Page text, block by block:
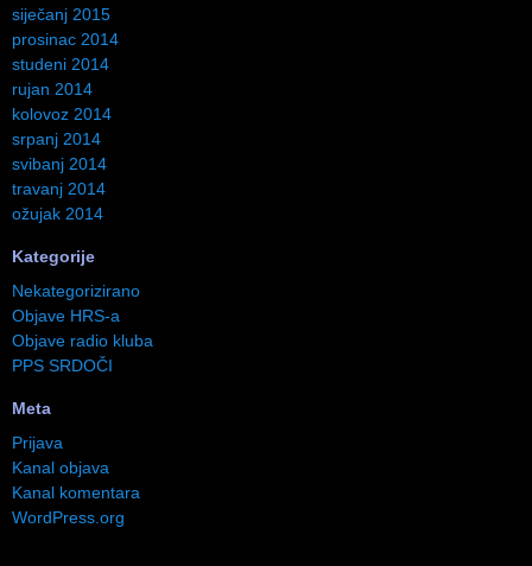
siječanj 2015
prosinac 2014
studeni 2014
rujan 2014
kolovoz 2014
srpanj 2014
svibanj 2014
travanj 2014
ožujak 2014
Kategorije
Nekategorizirano
Objave HRS-a
Objave radio kluba
PPS SRDOČI
Meta
Prijava
Kanal objava
Kanal komentara
WordPress.org